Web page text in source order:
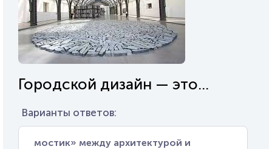
Городской дизайн — это...
Варианты ответов:
мостик» между архитектурой и